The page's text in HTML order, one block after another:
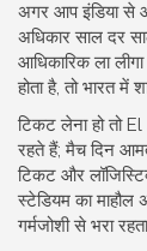
अगर आप इंडिया से
अधिकार साल दर
आधिकारिक ला
होता है, तो भारत में
टिकट लेना हो तो
रहते हैं; मैच दिन
टिकट और
स्टेडियम का
गर्मजोशी से भरा